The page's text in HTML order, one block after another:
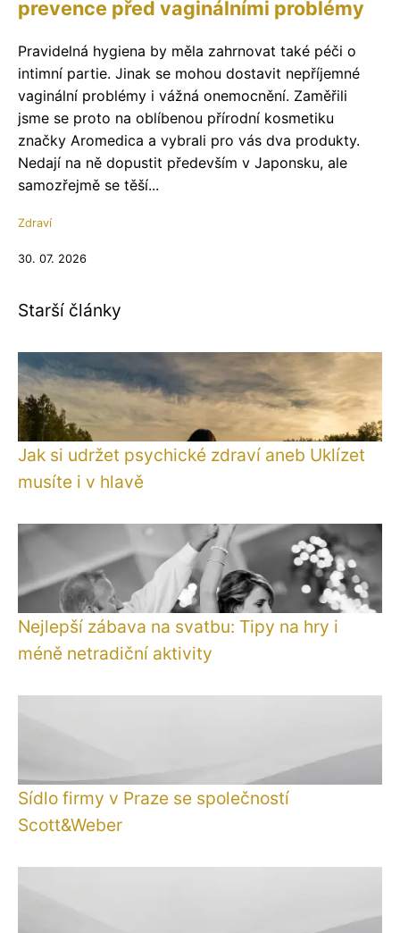
prevence před vaginálními problémy
Pravidelná hygiena by měla zahrnovat také péči o
intimní partie. Jinak se mohou dostavit nepříjemné
vaginální problémy i vážná onemocnění. Zaměřili
jsme se proto na oblíbenou přírodní kosmetiku
značky Aromedica a vybrali pro vás dva produkty.
Nedají na ně dopustit především v Japonsku, ale
samozřejmě se těší...
Zdraví
30. 07. 2026
Starší články
Jak si udržet psychické zdraví aneb Uklízet
musíte i v hlavě
Nejlepší zábava na svatbu: Tipy na hry i
méně netradiční aktivity
Sídlo firmy v Praze se společností
Scott&Weber